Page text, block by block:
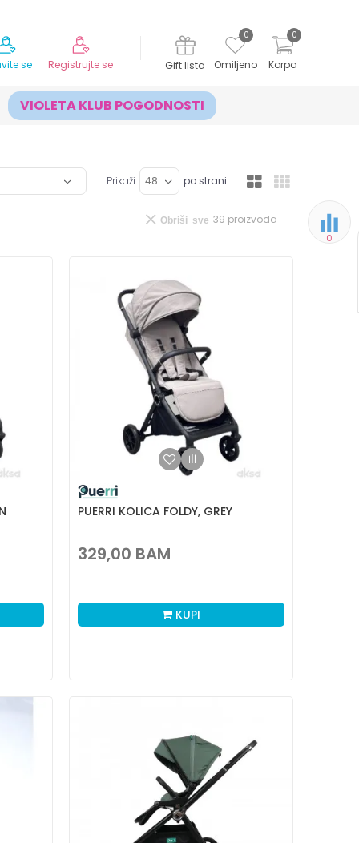
Korpa
0
Omiljeno
0
Gift lista
se Registrujte se
VIOLETA KLUB POGODNOSTI
0
Prikaži po strani
39 proizvoda
Obriši sve
PUERRI KOLICA FOLDY, GREY
329,00 BAM
KUPI